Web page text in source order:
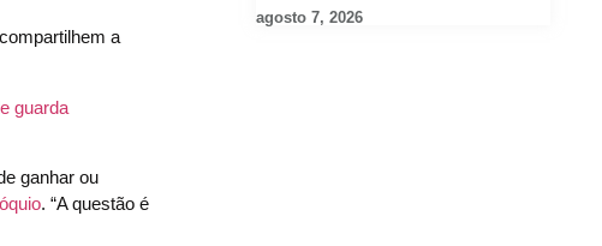
a
guarda
ganhar ou
. “A questão é
agosto 7, 2026